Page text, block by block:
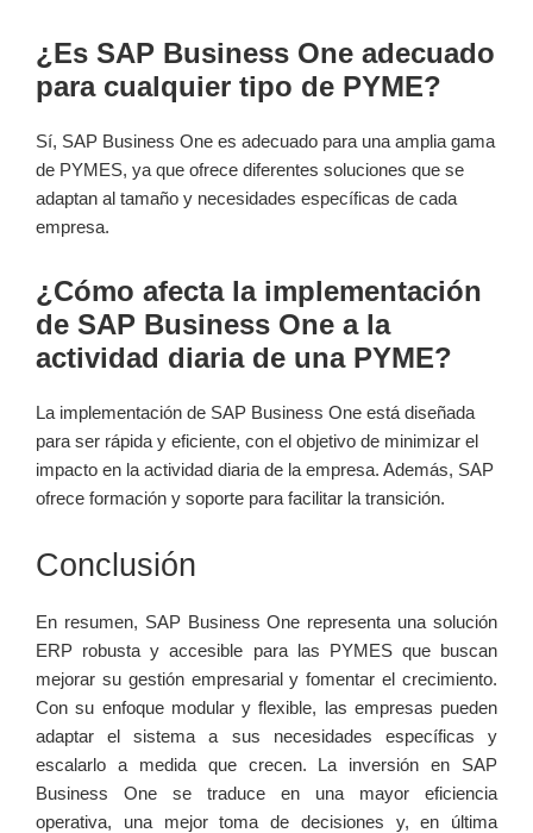
¿Es SAP Business One adecuado
⁢para cualquier⁣ tipo de PYME?
Sí, SAP Business One es​ adecuado para una amplia gama
de PYMES, ya que ofrece diferentes ⁤soluciones que se
adaptan⁢ al tamaño y necesidades específicas ⁤de cada
empresa.
¿Cómo‌ afecta la implementación
de SAP Business One a la
actividad diaria de una ‌PYME?
La implementación de SAP Business One está diseñada
para ⁤ser rápida y eficiente, con el objetivo de minimizar el
impacto en ​la actividad diaria de ‍la empresa. Además, SAP
ofrece⁤ formación y soporte para‍ facilitar ​la transición.
Conclusión
En ⁢resumen, SAP Business​ One representa una solución
ERP robusta y accesible para las PYMES que buscan
mejorar su gestión empresarial ⁢y fomentar el crecimiento.
Con su enfoque modular ⁤y ⁤flexible, ​las empresas pueden
adaptar el sistema a ⁤sus necesidades específicas y⁤
escalarlo a medida que crecen. La inversión en SAP
Business One se traduce en una mayor eficiencia
operativa, una mejor⁣ toma de decisiones y, en última